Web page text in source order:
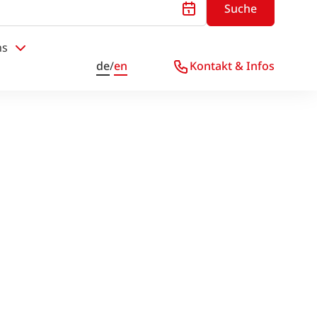
Suche
de/en Kontakt & Infos